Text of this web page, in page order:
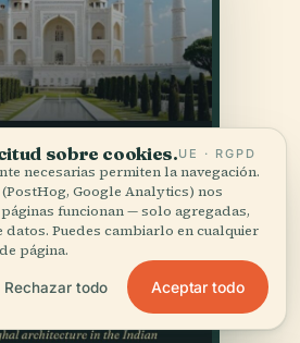
sobre cookies.UE · RGPD
necesarias permiten la navegación.
Google Analytics) nos
funcionan — solo agregadas,
datos. Puedes cambiarlo en cualquier
página.
Rechazar todo Aceptar todo